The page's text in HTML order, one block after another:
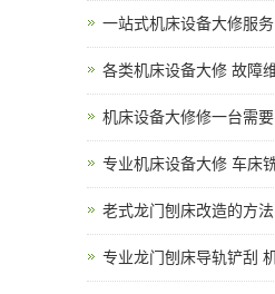
老式龙门刨床改造的方法